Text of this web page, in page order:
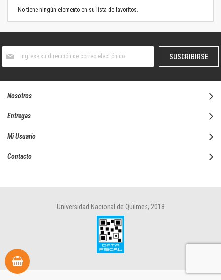
No tiene ningún elemento en su lista de favoritos.
boletín
SUSCRIBIRSE
Nosotros
Entregas
Mi Usuario
Contacto
Universidad Nacional de Quilmes, 2018